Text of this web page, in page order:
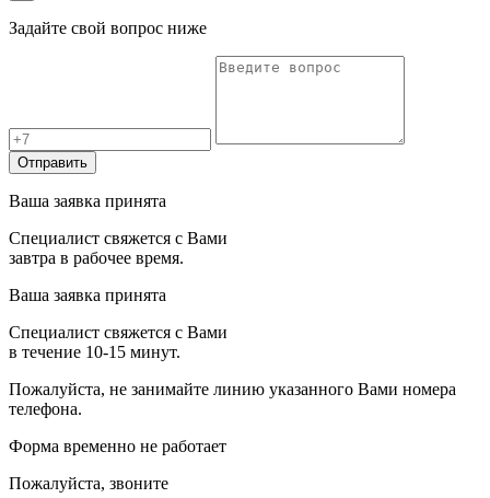
Задайте свой вопрос ниже
Отправить
Ваша заявка принята
Специалист свяжется с Вами
завтра в рабочее время.
Ваша заявка принята
Специалист свяжется с Вами
в течение 10-15 минут.
Пожалуйста, не занимайте линию указанного Вами номера
телефона.
Форма временно не работает
Пожалуйста, звоните